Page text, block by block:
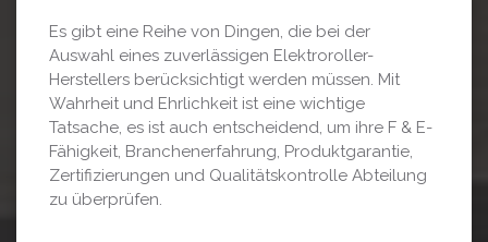
Es gibt eine Reihe von Dingen, die bei der
Auswahl eines zuverlässigen Elektroroller-
Herstellers berücksichtigt werden müssen. Mit
Wahrheit und Ehrlichkeit ist eine wichtige
Tatsache, es ist auch entscheidend, um ihre F & E-
Fähigkeit, Branchenerfahrung, Produktgarantie,
Zertifizierungen und Qualitätskontrolle Abteilung
zu überprüfen.